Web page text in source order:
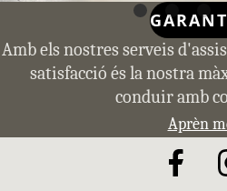
Amb els nostres serveis
satisfacció és la nostra
conduir amb
Aprèn